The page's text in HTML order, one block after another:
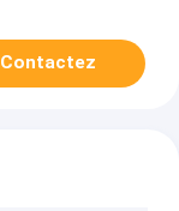
Contactez